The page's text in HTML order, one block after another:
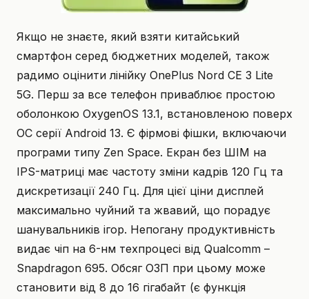
Якщо не знаєте, який взяти китайський
смартфон серед бюджетних моделей, також
радимо оцінити лінійку OnePlus Nord CE 3 Lite
5G. Перш за все телефон приваблює простою
оболонкою OxygenOS 13.1, встановленою поверх
ОС серії Android 13. Є фірмові фішки, включаючи
програми типу Zen Space. Екран без ШІМ на
IPS-матриці має частоту зміни кадрів 120 Гц та
дискретизації 240 Гц. Для цієї ціни дисплей
максимально чуйний та жвавий, що порадує
шанувальників ігор. Непогану продуктивність
видає чіп на 6-нм техпроцесі від Qualcomm –
Snapdragon 695. Обсяг ОЗП при цьому може
становити від 8 до 16 гігабайт (є функція